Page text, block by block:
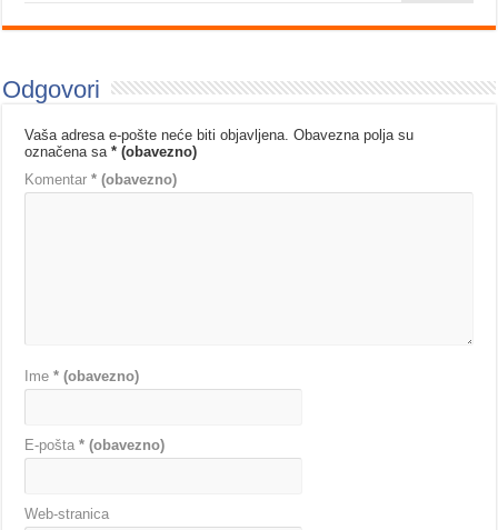
Odgovori
Vaša adresa e-pošte neće biti objavljena. Obavezna polja su
označena sa* (obavezno)
Komentar* (obavezno)
Ime* (obavezno)
E-pošta* (obavezno)
Web-stranica